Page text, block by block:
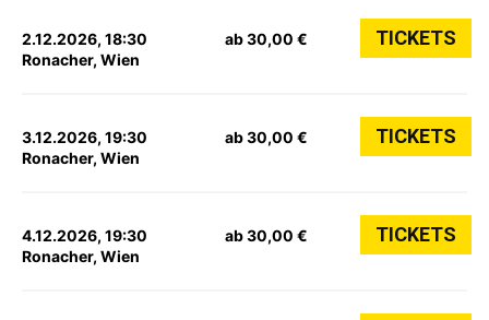
2.12.2026, 18:30
Ronacher, Wien
ab 30,00 € TICKETS
3.12.2026, 19:30
Ronacher, Wien
ab 30,00 € TICKETS
4.12.2026, 19:30
Ronacher, Wien
ab 30,00 € TICKETS